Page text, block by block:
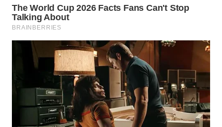
WN
TAPANULI
WN DELI
TEBING